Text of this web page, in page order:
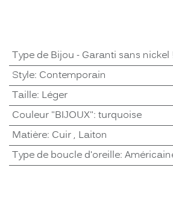
Type de Bijou - Garanti sans nickel !
Style: Contemporain
Taille: Léger
Couleur "BIJOUX": turquoise
Matière: Cuir, Laiton
Type de boucle d'oreille: